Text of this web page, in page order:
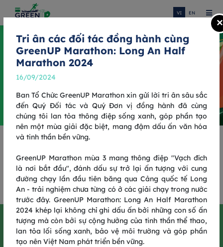
VI EN
HÀNH TRÌNH XANH
GREENUP RUN 2025
Thêm một bước chạy, tiếp hành trình
xanh​
×
Tri ân các đối tác đồng hành cùng
GreenUP Marathon: Long An Half
Marathon 2024
16/09/2024
Ban Tổ Chức GreenUP Marathon xin gửi lời tri ân sâu sắc
đến Quý Đối tác và Quý Đơn vị đồng hành đã cùng
chúng tôi lan tỏa thông điệp sống xanh, góp phần tạo
nên một mùa giải đặc biệt, mang đậm dấu ấn văn hóa
và tinh thần bền vững.
GreenUP Marathon mùa 3 mang thông điệp "Vạch đích
là nơi bắt đầu", đánh dấu sự trở lại ấn tượng với cung
đường chạy lần đầu tiên băng qua Cảng quốc tế Long
An - trải nghiệm chưa từng có ở các giải chạy trong nước
trước đây. GreenUP Marathon: Long An Half Marathon
2024 khép lại không chỉ ghi dấu ấn bởi những con số ấn
tượng mà còn bởi sự cộng hưởng của tinh thần thể thao,
lan tỏa lối sống xanh, bảo vệ môi trường và góp phần
tạo nên Việt Nam phát triển bền vững.​